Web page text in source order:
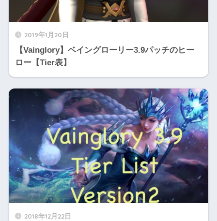
2019年1月20日
【Vainglory】ベイングローリー3.9パッチのヒー
ロー【Tier表】
2018年12月22日